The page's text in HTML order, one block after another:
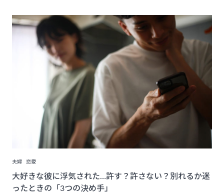
夫婦 恋愛
大好きな彼に浮気された…許す？許さない？別れるか迷
ったときの「3つの決め手」